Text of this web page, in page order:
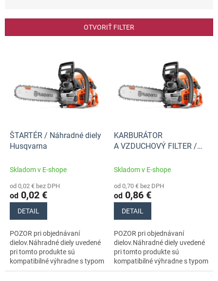
i
OTVORIŤ FILTER
ŠTARTÉR / Náhradné diely
Husqvarna
Skladom v E-shope
od 0,02 € bez DPH
od 0,02 €
DETAIL
POZOR pri objednávaní
dielov.Náhradné diely uvedené
pri tomto produkte sú
kompatibilné výhradne s typom
stroja s číslom 970657015
KARBURÁTOR
A VZDUCHOVÝ FILTER /
Skladom v E-shope
od 0,70 € bez DPH
od 0,86 €
DETAIL
POZOR pri objednávaní
dielov.Náhradné diely uvedené
pri tomto produkte sú
kompatibilné výhradne s typom
stroja s číslom 970657015